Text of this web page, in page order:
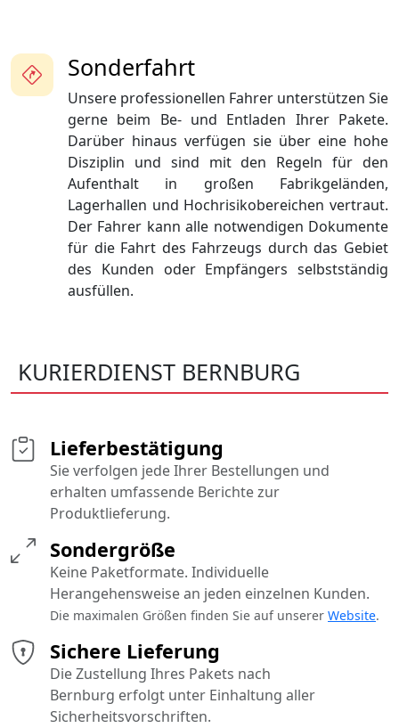
Sonderfahrt
Unsere professionellen Fahrer unterstützen Sie
gerne beim Be- und Entladen Ihrer Pakete.
Darüber hinaus verfügen sie über eine hohe
Disziplin und sind mit den Regeln für den
Aufenthalt in großen Fabrikgeländen,
Lagerhallen und Hochrisikobereichen vertraut.
Der Fahrer kann alle notwendigen Dokumente
für die Fahrt des Fahrzeugs durch das Gebiet
des Kunden oder Empfängers selbstständig
ausfüllen.
KURIERDIENST BERNBURG
Sichere Lieferung
Die Zustellung Ihres Pakets nach
Bernburg erfolgt unter Einhaltung aller
Sicherheitsvorschriften.
Sondergröße
Keine Paketformate. Individuelle
Herangehensweise an jeden einzelnen Kunden.
Die maximalen Größen finden Sie auf unserer Website.
Lieferbestätigung
Sie verfolgen jede Ihrer Bestellungen und
erhalten umfassende Berichte zur
Produktlieferung.